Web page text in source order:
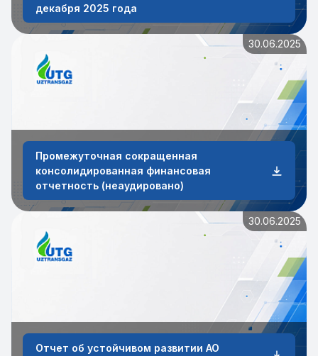
декабря 2025 года
30.06.2025
Промежуточная сокращенная
консолидированная финансовая
отчетность (неаудировано)
30.06.2025
Отчет об устойчивом развитии АО